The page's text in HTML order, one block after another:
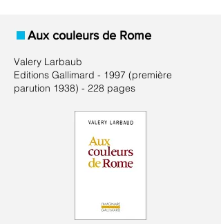
Aux couleurs de Rome
Valery Larbaub
Editions Gallimard - 1997 (première
parution 1938) - 228 pages